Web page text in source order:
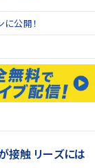
に公開！
接触 リーズには